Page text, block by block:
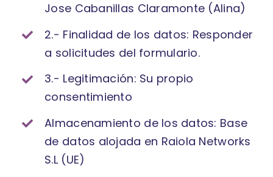
Jose Cabanillas Claramonte (Alina)
2.- Finalidad de los datos: Responder
a solicitudes del formulario.
3.- Legitimación: Su propio
consentimiento
Almacenamiento de los datos: Base
de datos alojada en Raiola Networks
S.L (UE)